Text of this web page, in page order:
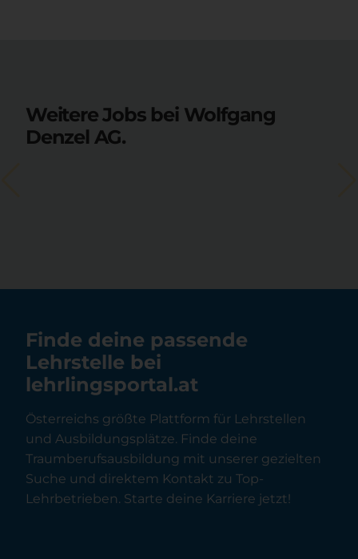
Weitere Jobs bei Wolfgang
Denzel AG.
Finde deine passende
Lehrstelle bei
lehrlingsportal.at
Österreichs größte Plattform für Lehrstellen
und Ausbildungsplätze. Finde deine
Traumberufsausbildung mit unserer gezielten
Suche und direktem Kontakt zu Top-
Lehrbetrieben. Starte deine Karriere jetzt!